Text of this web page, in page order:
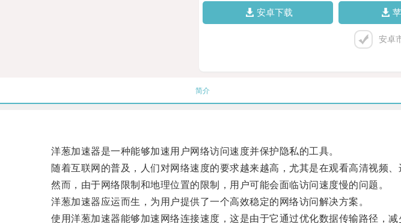
安卓下载
安卓
简介
洋葱加速器是一种能够加速用户网络访问速度并保护隐私的工具。
随着互联网的普及，人们对网络速度的要求越来越高，尤其是在观看高清视频、
然而，由于网络限制和地理位置的限制，用户可能会面临访问速度慢的问题。
洋葱加速器应运而生，为用户提供了一个高效稳定的网络访问解决方案。
使用洋葱加速器能够加速网络连接速度，这是由于它通过优化数据传输路径，减